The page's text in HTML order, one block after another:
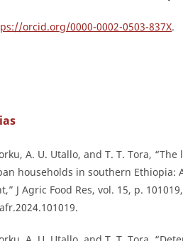
orcid.org/0000-0002-0503-837X.
A. U. Utallo, and T. T. Tora,
households in southern Ethiopia:
J Agric Food Res, vol. 15, p.